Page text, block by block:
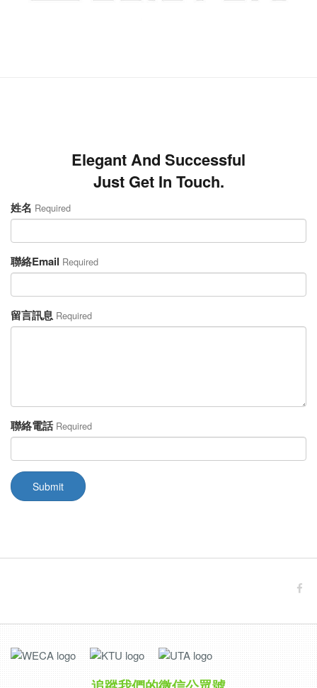
Elegant And Successful
Just Get In Touch.
姓名 Required
聯絡Email Required
留言訊息 Required
聯絡電話 Required
Submit